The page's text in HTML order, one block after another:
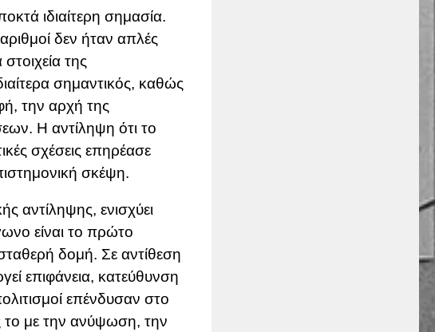
ιδιαίτερη σημασία.
δεν ήταν απλές
της
σημαντικός, καθώς
την αρχή της
Η αντίληψη ότι το
σχέσεις επηρέασε
σκέψη.
αντίληψης, ενισχύει
είναι το πρώτο
δομή. Σε αντίθεση
επιφάνεια, κατεύθυνση
επένδυσαν στο
το με την ανύψωση, την